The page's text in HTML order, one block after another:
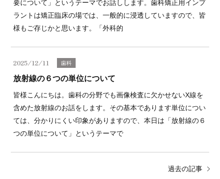
要について」というテーマでお話しします。歯科矯正用インプ
ラントは矯正臨床の場では、一般的に浸透していますので、皆
様もご存じかと思います。「外科的
2025/12/11 歯科
放射線の６つの単位について
皆様こんにちは。歯科の分野でも画像検査に欠かせないX線を
含めた放射線のお話をします。その基本であります単位につい
ては、分かりにくい印象がありますので、本日は「放射線の６
つの単位について」というテーマで
過去の記事